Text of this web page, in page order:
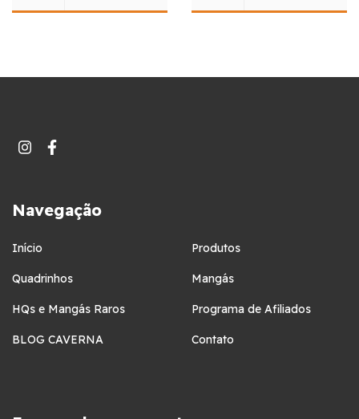
Navegação
Início Produtos
Quadrinhos Mangás
HQs e Mangás Raros Programa de Afiliados
BLOG CAVERNA Contato